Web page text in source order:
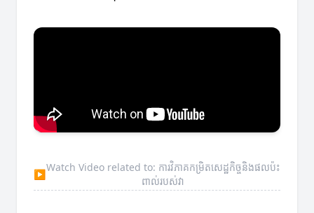
▶
Watch Video related to: ការវិភាគកម្រិតសេដ្ឋកិច្ចនិងផលប៉ះ
ពាល់របស់វា